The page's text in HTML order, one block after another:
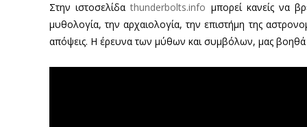
Στην ιστοσελίδαthunderbolts.info μπορεί κανείς να
μυθολογία, την αρχαιολογία, την επιστήμη της
απόψεις. Η έρευνα των μύθων και συμβόλων, μας βοηθά